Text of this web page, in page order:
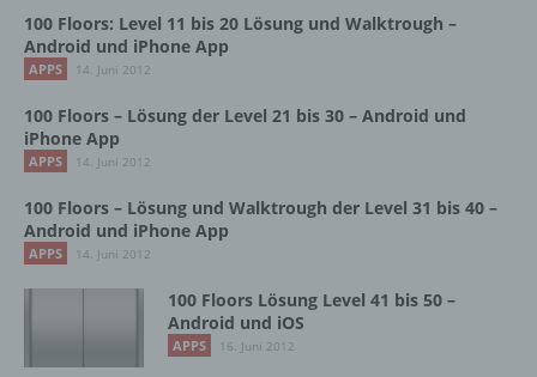
100 Floors: Level 11 bis 20 Lösung und Walktrough –
Android und iPhone App
APPS 14. Juni 2012
100 Floors – Lösung der Level 21 bis 30 – Android und
iPhone App
APPS 14. Juni 2012
100 Floors – Lösung und Walktrough der Level 31 bis 40 –
Android und iPhone App
APPS 14. Juni 2012
100 Floors Lösung Level 41 bis 50 –
Android und iOS
APPS 16. Juni 2012
Zugangsdaten eingeben, weil dies von der
Internetseite und dem auf dem Computersystem
des Benutzers abgelegten Cookie übernommen
Warenkorbes im Online-Shop. Der Online-Shop
merkt sich die Artikel, die ein Kunde in den
virtuellen Warenkorb gelegt hat, über ein Cookie.
Die betroffene Person kann die Setzung von
Cookies durch unsere Internetseite jederzeit
mittels einer entsprechenden Einstellung des
der Setzung von Cookies dauerhaft
widersprechen. Ferner können bereits gesetzte
Cookies jederzeit über einen Internetbrowser oder